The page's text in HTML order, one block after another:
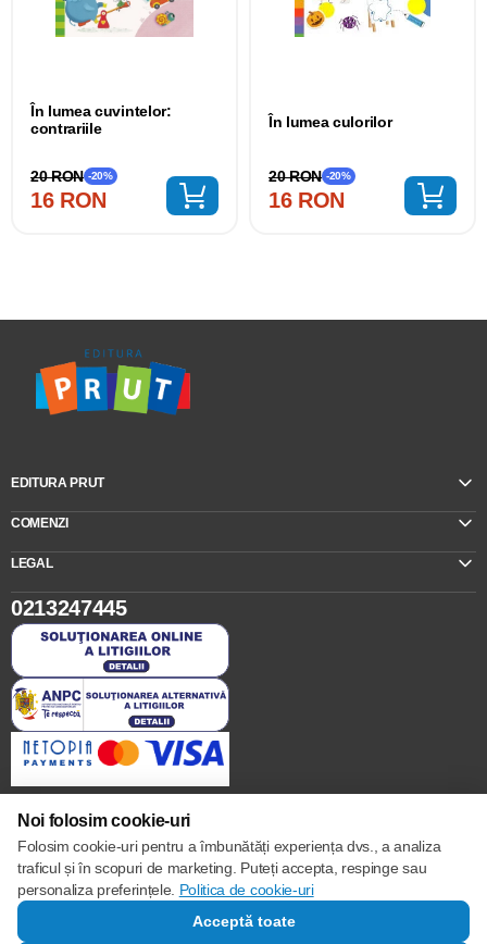
În lumea cuvintelor:
contrariile
16 RON
20 RON -20%
În lumea culorilor
16 RON
20 RON -20%
EDITURA PRUT
COMENZI
LEGAL
0213247445
Setări cookie-uri
Politica de cookie-uri
© 2017 – 2026
Noi folosim cookie-uri
Folosim cookie-uri pentru a îmbunătăți experiența dvs., a analiza
traficul și în scopuri de marketing. Puteți accepta, respinge sau
personaliza preferințele. Politica de cookie-uri
Acceptă toate